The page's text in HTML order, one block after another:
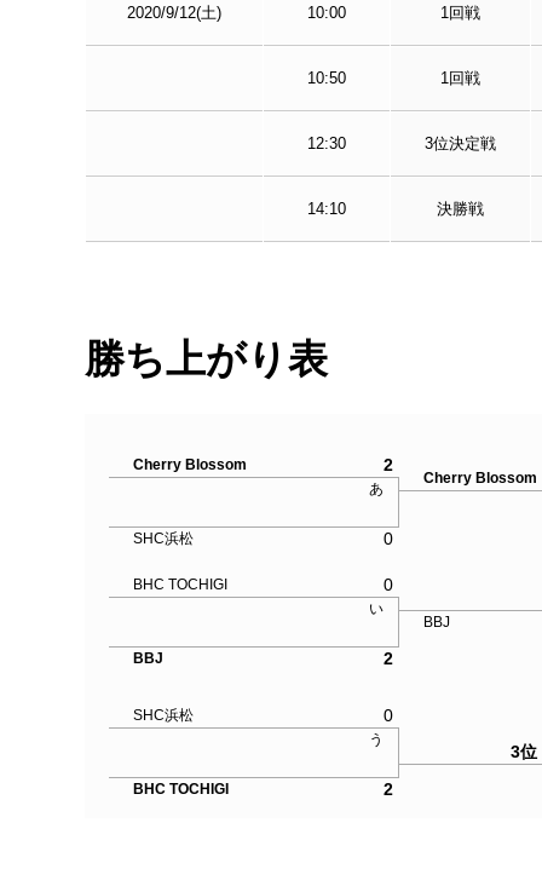
2020/9/12(土) 10:00 1回戦
10:50 1回戦
12:30 3位決定戦
14:10 決勝戦
勝ち上がり表
Cherry Blossom 2
あ
SHC浜松 0
BHC TOCHIGI 0
い
BBJ 2
Cherry
BBJ
SHC浜松 0
う
BHC TOCHIGI 2
3